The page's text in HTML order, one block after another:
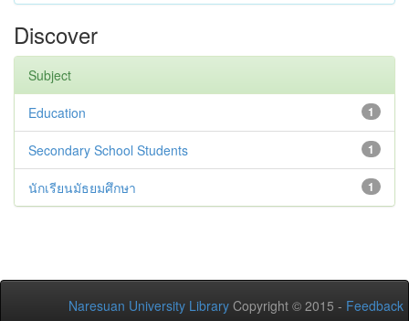
Discover
Subject
1
Education
1
Secondary School Students
1
นักเรียนมัธยมศึกษา
Naresuan University Library Copyright © 2015 - Feedback